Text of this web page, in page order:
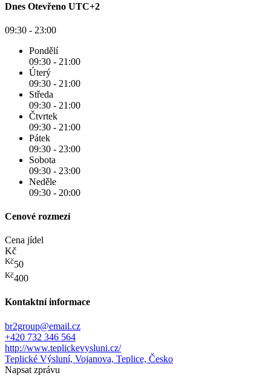
Dnes Otevřeno UTC+2
09:30 - 23:00
Pondělí
09:30 - 21:00
Úterý
09:30 - 21:00
Středa
09:30 - 21:00
Čtvrtek
09:30 - 21:00
Pátek
09:30 - 23:00
Sobota
09:30 - 23:00
Neděle
09:30 - 20:00
Cenové rozmezí
Cena jídel
Kč
Kč50
Kč400
Kontaktní informace
br2group@email.cz
+420 732 346 564
http://www.teplickevysluni.cz/
Teplické Výsluní, Vojanova, Teplice, Česko
Napsat zprávu